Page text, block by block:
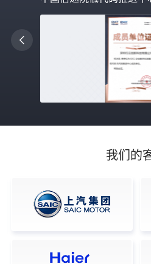
我们的